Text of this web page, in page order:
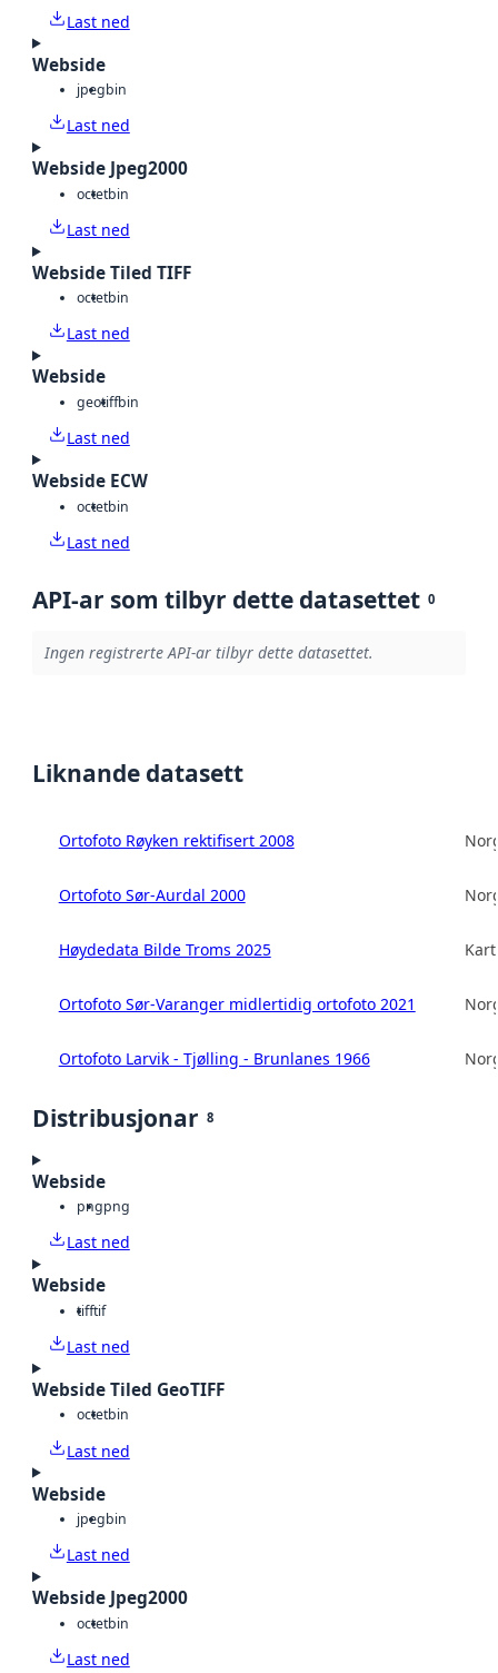
Last ned
Webside
jpegbin
Last ned
Webside Jpeg2000
octetbin
Last ned
Webside Tiled TIFF
octetbin
Last ned
Webside
geotiffbin
Last ned
Webside ECW
octetbin
Last ned
API-ar som tilbyr dette datasettet 0
Ingen registrerte API-ar tilbyr dette datasettet.
Liknande datasett
Ortofoto Røyken rektifisert 2008
Ortofoto Sør-Aurdal 2000
Høydedata Bilde Troms 2025
Ortofoto Sør-Varanger midlertidig ortofoto 2021
Ortofoto Larvik - Tjølling - Brunlanes 1966
Distribusjonar 8
Webside
pngpng
Last ned
Webside
tifftif
Last ned
Webside Tiled GeoTIFF
octetbin
Last ned
Webside
jpegbin
Last ned
Webside Jpeg2000
octetbin
Last ned